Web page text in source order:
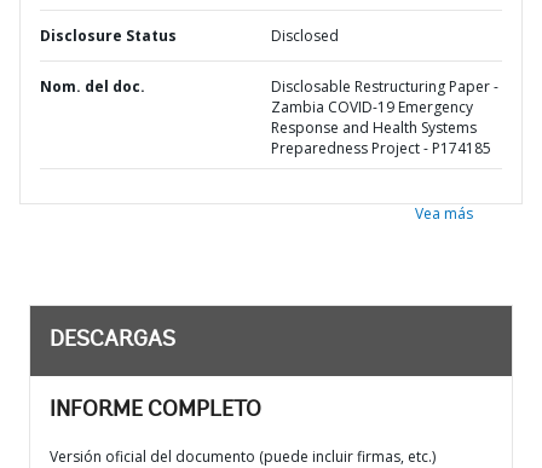
Disclosure Status Disclosed
Nom. del doc.
Disclosable Restructuring Paper -
Zambia COVID-19 Emergency
Response and Health Systems
Preparedness Project - P174185
Vea más
DESCARGAS
INFORME COMPLETO
Versión oficial del documento (puede incluir firmas, etc.)